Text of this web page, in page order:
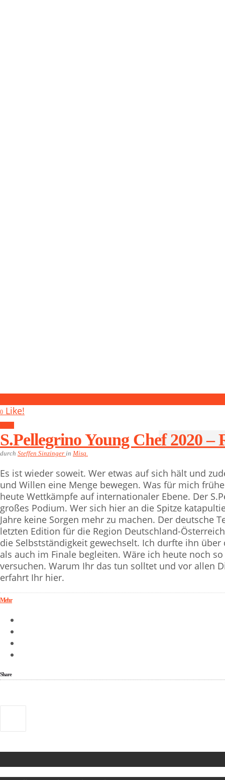
0 Like!
S.Pellegrino Young Chef 2020 –
durch Steffen Sinzinger in Misq.
Es ist wieder soweit. Wer etwas auf sich hält und
und Willen eine Menge bewegen. Was für mich
heute Wettkämpfe auf internationaler Ebene. Der
großes Podium. Wer sich hier an die Spitze
Jahre keine Sorgen mehr zu machen. Der deutsche
letzten Edition für die Region Deutschland-
die Selbstständigkeit gewechselt. Ich durfte ihn
als auch im Finale begleiten. Wäre ich heute noch
versuchen. Warum Ihr das tun solltet und vor allen
erfahrt Ihr hier.
Mehr
Share